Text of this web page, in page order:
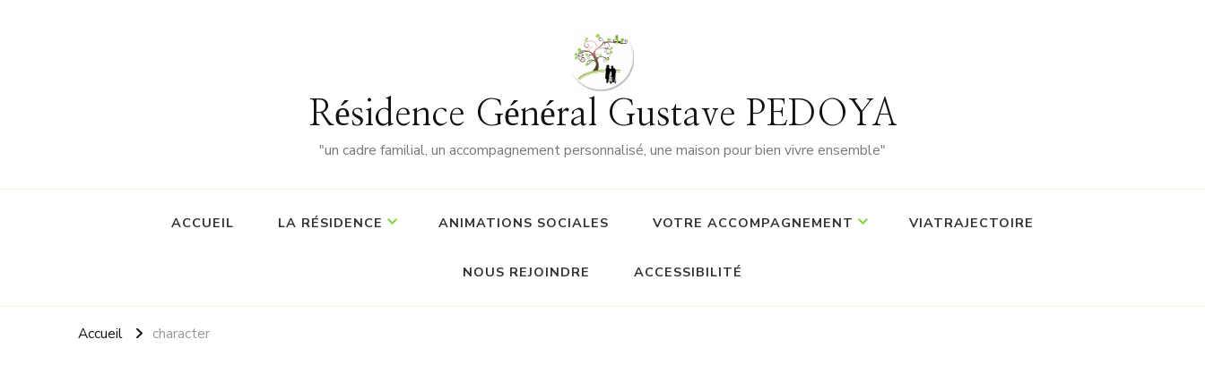
Résidence Général Gustave PEDOYA
"un cadre familial, un accompagnement personnalisé, une maison pour bien vivre ensemble"
ACCUEIL LA RÉSIDENCE ANIMATIONS SOCIALES VOTRE ACCOMPAGNEMENT VIATRAJECTOIRE
NOUS REJOINDRE ACCESSIBILITÉ
Accueil character